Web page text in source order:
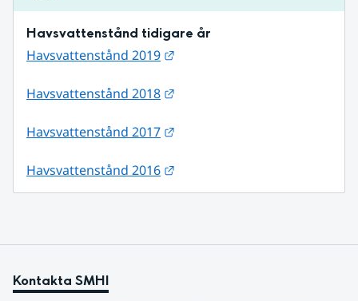
Havsvattenstånd tidigare år
Havsvattenstånd 2019
Havsvattenstånd 2018
Havsvattenstånd 2017
Havsvattenstånd 2016
Kontakta SMHI